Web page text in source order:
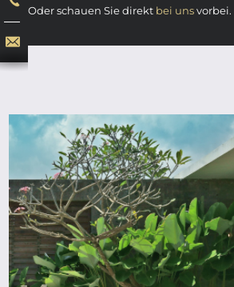
Oder schauen Sie direkt bei unsvorbei.